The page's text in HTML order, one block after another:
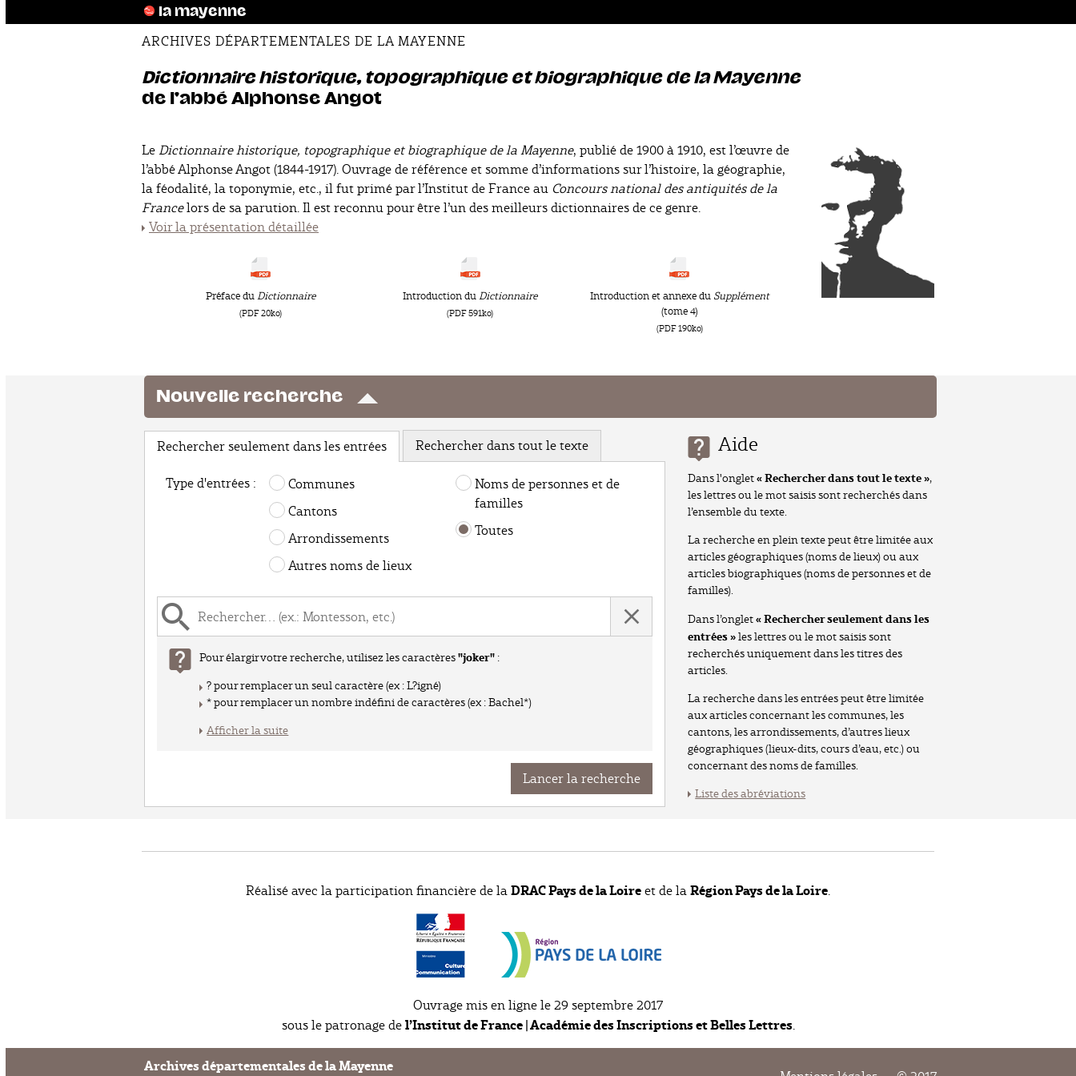
la mayenne
ARCHIVES DÉPARTEMENTALES DE LA MAYENNE
Dictionnaire historique, topographique et biographique de la Mayenne
de l'abbé Alphonse Angot
LeDictionnaire historique, topographique et biographique de la Mayenne, publié de 1900 à 1910, est l’œuvre de
l’abbé Alphonse Angot (1844-1917). Ouvrage de référence et somme d’informations sur l’histoire, la géographie,
la féodalité, la toponymie, etc., il fut primé par l’Institut de France au Concours national des antiquités de la
Francelors de sa parution. Il est reconnu pour être l’un des meilleurs dictionnaires de ce genre.
Voir la présentation détaillée
Préface duDictionnaire
(PDF 20ko)
Introduction duDictionnaire
(PDF 591ko)
Introduction et annexe du Supplément
(tome 4)
(PDF 190ko)
Nouvelle recherche
Aide
Dans l'onglet« Rechercher dans tout le texte »,
les lettres ou le mot saisis sont recherchés dans
l’ensemble du texte.
La recherche en plein texte peut être limitée aux
articles géographiques (noms de lieux) ou aux
articles biographiques (noms de personnes et de
familles).
Dans l’onglet« Rechercher seulement dans les
entrées »les lettres ou le mot saisis sont
recherchés uniquement dans les titres des
articles.
La recherche dans les entrées peut être limitée
aux articles concernant les communes, les
cantons, les arrondissements, d’autres lieux
géographiques (lieux-dits, cours d’eau, etc.) ou
concernant des noms de familles.
Liste des abréviations
Rechercher seulement dans les entrées Rechercher dans tout le texte
Type
Type d'entrées :
Communes
Cantons
Arrondissements
Autres noms de lieux
Noms de personnes et de
familles
Toutes
Texte
recherché
Aide Pour élargir votre recherche, utilisez les caractères"joker" :
? pour remplacer un seul caractère (ex : L?igné)
* pour remplacer un nombre indéfini de caractères (ex : Bachel*)
Afficher la suite
Lancer la recherche
Réalisé avec la participation financière de laDRAC Pays de la Loireet de laRégion Pays de la Loire.
Ouvrage mis en ligne le 29 septembre 2017
sous le patronage del’Institut de France | Académie des Inscriptions et Belles Lettres.
Archives départementales de la Mayenne